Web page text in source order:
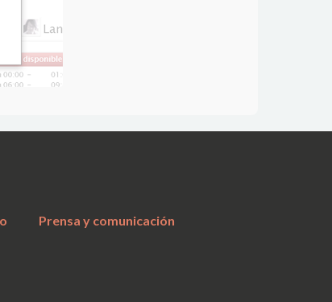
Prensa y comunicación